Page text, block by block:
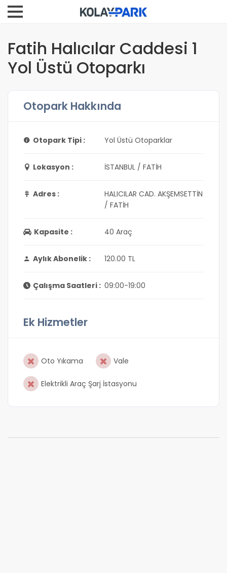
Fatih Halıcılar Caddesi 1
Yol Üstü Otoparkı
Otopark Hakkında
Otopark Tipi : Yol Üstü Otoparklar
Lokasyon : İSTANBUL / FATİH
Adres :
HALICILAR CAD. AKŞEMSETTİN
/ FATİH
Kapasite : 40 Araç
Aylık Abonelik : 120.00 TL
Çalışma Saatleri : 09:00-19:00
Ek Hizmetler
Oto Yıkama Vale
Elektrikli Araç Şarj İstasyonu